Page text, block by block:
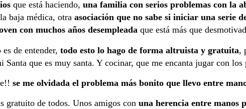
que está haciendo, una familia con serios problemas con la
baja médica, otra asociación que no sabe si iniciar una serie
con muchos años desempleada que está más que
de entender, todo esto lo hago de forma altruista y gratuita,
Santa que es muy santa. Y cocinar, que me encanta jugar con
se me olvidada el problema más bonito que llevo entre
gratuito de todos. Unos amigos con una herencia entre manos